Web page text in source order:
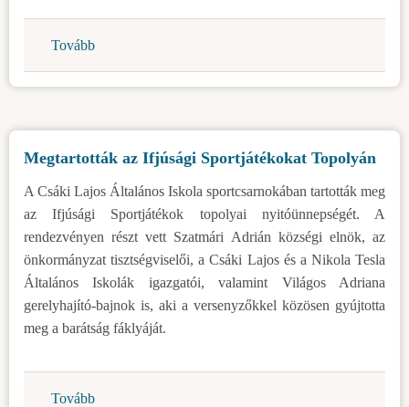
Tovább
Topolya
községben)
Megtartották az Ifjúsági Sportjátékokat Topolyán
A Csáki Lajos Általános Iskola sportcsarnokában tartották meg
az Ifjúsági Sportjátékok topolyai nyitóünnepségét. A
rendezvényen részt vett Szatmári Adrián községi elnök, az
önkormányzat tisztségviselői, a Csáki Lajos és a Nikola Tesla
Általános Iskolák igazgatói, valamint Világos Adriana
gerelyhajító-bajnok is, aki a versenyzőkkel közösen gyújtotta
meg a barátság fáklyáját.
Tovább